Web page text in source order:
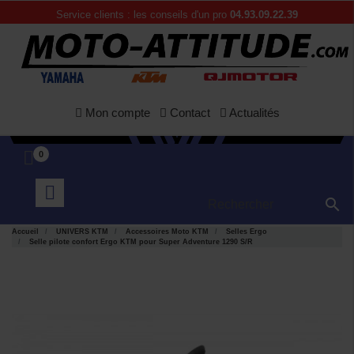
Service clients : les conseils d'un pro 04.93.09.22.39
Mon compte Contact Actualités
0

Accueil UNIVERS KTM Accessoires Moto KTM
Selles Ergo
Selle pilote confort Ergo KTM pour Super Adventure 1290 S/R